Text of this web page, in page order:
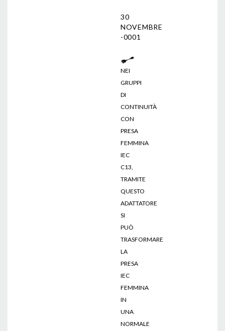
30
NOVEMBRE
-0001
NEI
GRUPPI
DI
CONTINUITÀ
CON
PRESA
FEMMINA
IEC
C13,
TRAMITE
QUESTO
ADATTATORE
SI
PUÒ
TRASFORMARE
LA
PRESA
IEC
FEMMINA
IN
UNA
NORMALE